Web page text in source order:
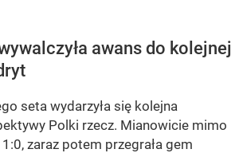
awans do kolejnej
seta wydarzyła się kolejna
Polki rzecz. Mianowicie mimo
zaraz potem przegrała gem